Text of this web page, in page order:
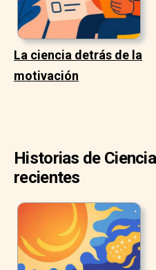
La ciencia detrás de la
motivación
Historias de
recientes